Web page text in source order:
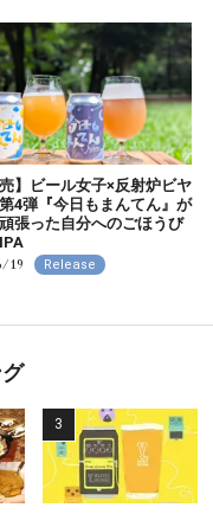
売】ビール女子×反射炉ビヤ
4弾『今日もまんてん』が
張った自分へのごほうび
19 Release